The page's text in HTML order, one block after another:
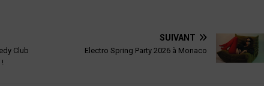
Club
SUIVANT
Electro Spring Party 2026 à Monaco